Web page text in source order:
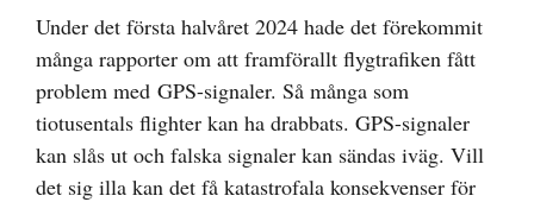
Under det första halvåret 2024 hade det förekommit
många rapporter om att framförallt flygtrafiken fått
problem med GPS-signaler. Så många som
tiotusentals flighter kan ha drabbats. GPS-signaler
kan slås ut och falska signaler kan sändas iväg. Vill
det sig illa kan det få katastrofala konsekvenser för